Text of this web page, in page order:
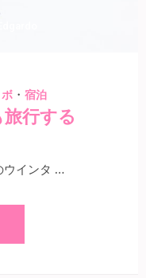
・ 宿泊
行する
ウインタ …